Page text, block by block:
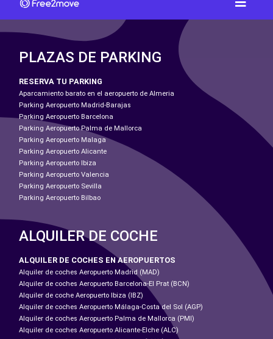
PLAZAS DE PARKING
RESERVA TU PARKING
Aparcamiento barato en el aeropuerto de Almeria
Parking Aeropuerto Madrid-Barajas
Parking Aeropuerto Barcelona
Parking Aeropuerto Palma de Mallorca
Parking Aeropuerto Malaga
Parking Aeropuerto Alicante
Parking Aeropuerto Ibiza
Parking Aeropuerto Valencia
Parking Aeropuerto Sevilla
Parking Aeropuerto Bilbao
ALQUILER DE COCHE
ALQUILER DE COCHES EN AEROPUERTOS
Alquiler de coches Aeropuerto Madrid (MAD)
Alquiler de coches Aeropuerto Barcelona-El Prat (BCN)
Alquiler de coche Aeropuerto Ibiza (IBZ)
Alquiler de coches Aeropuerto Málaga-Costa del Sol (AGP)
Alquiler de coches Aeropuerto Palma de Mallorca (PMI)
Alquiler de coches Aeropuerto Alicante-Elche (ALC)